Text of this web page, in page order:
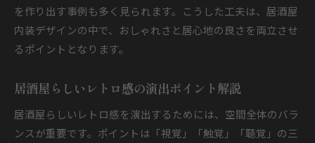
を作り出す事例も多く見られます。こうした工夫は、居酒屋
内装デザインの中で、おしゃれさと居心地の良さを両立させ
るポイントとなります。
居酒屋らしいレトロ感の演出ポイント解説
居酒屋らしいレトロ感を演出するためには、空間全体のバラ
ンスが重要です。ポイントは「視覚」「触覚」「聴覚」の三